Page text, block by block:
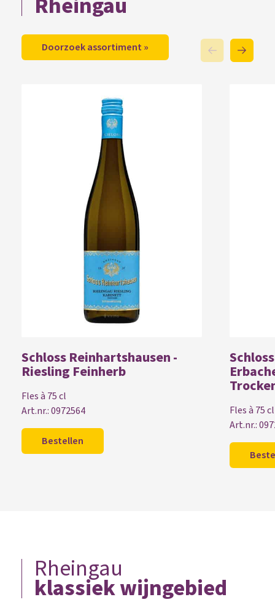
Doorzoek assortiment »
Schloss Reinhartshausen -
Riesling Feinherb
Fles à 75 cl
Art.nr.: 0972564
Bestellen
Fles à 75 cl
Art.nr.:
Rheingau
klassiek wijngebied